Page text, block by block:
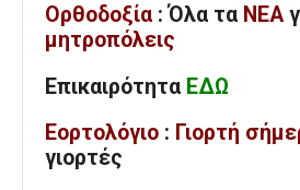
Ορθοδοξία : Όλα τα ΝΕΑ
μητροπόλεις
Επικαιρότητα ΕΔΩ
Εορτολόγιο : Γιορτή
γιορτές